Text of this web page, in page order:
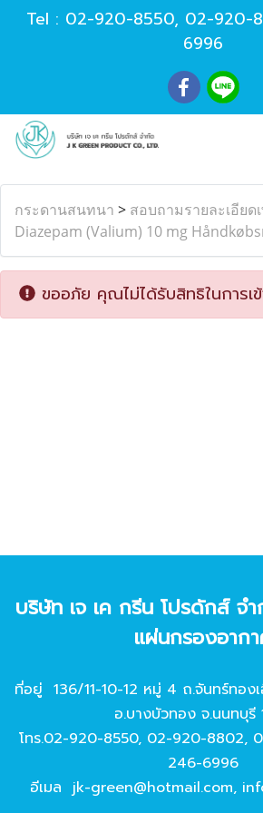
Tel : 02-920-8550, 02-920-
6996
กระดานสนทนา > สอบถามรายละเอียด
Diazepam (Valium) 10 mg
ขออภัย คุณไม่ได้รับสิทธิในการเ
บริษัท เจ เค กรีน โปรดักส์ จํ
แผ่นกรองอาก
ที่อยู่ 136/11-10-12 หมู่ 4 ถ.จันทร์ทอ
อ.บางบัวทอง จ.นนทบุรี
โทร.02-920-8550, 02-920-8802,
246-6996
อีเมล jk-green@hotmail.com,